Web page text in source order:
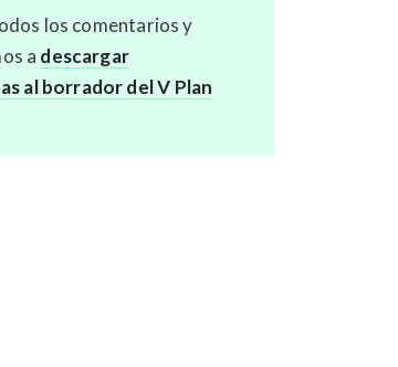
los comentarios y
a descargar
al borrador del V Plan